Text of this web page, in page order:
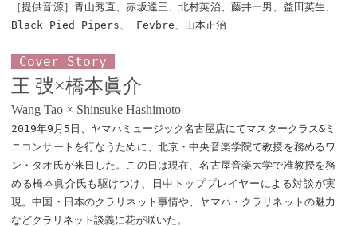
［提供音源］青山秀直、赤坂達三、北村英治、藤井一男、益田英生、
Black Pied Pipers、 Fevbre、山本正治
Cover Story
王 弢×橋本眞介
Wang Tao × Shinsuke Hashimoto
2019年9月5日、ヤマハミュージック名古屋店にてマスタークラス&ミ
ニコンサートを行なうために、北京・中央音楽学院で教授を務めるワ
ン・タオ氏が来日した。この日は現在、名古屋音楽大学で准教授を務
める橋本眞介氏も駆けつけ、日中トッププレイヤーによる対談が実
現。中国・日本のクラリネット事情や、ヤマハ・クラリネットの魅力
などクラリネット談義に花が咲いた。